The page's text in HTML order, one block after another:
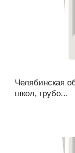
Челябинская
школ, грубо...